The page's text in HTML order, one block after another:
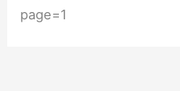
page=1